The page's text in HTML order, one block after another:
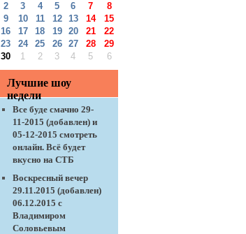
2
3 4 5 6 7
8
9
10 11 12 13 14
15
16
17 18 19 20 21
22
23
24 25 26 27 28
29
30
1 2 3 4 5 6
Лучшие шоу
недели
Все буде смачно 29-
11-2015 (добавлен) и
05-12-2015 смотреть
онлайн. Всё будет
вкусно на СТБ
Воскресный вечер
29.11.2015 (добавлен)
06.12.2015 с
Владимиром
Соловьевым